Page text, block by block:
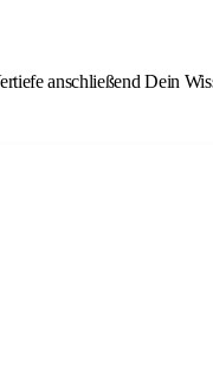
anschließend Dein